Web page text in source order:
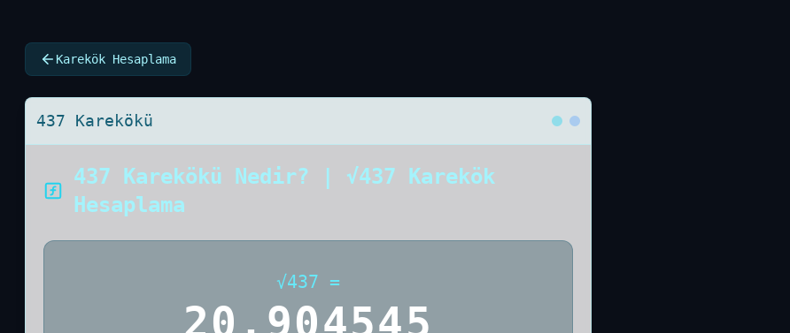
Karekök Hesaplama
437 Karekökü
437 Karekökü Nedir? | √437 Karekök
Hesaplama
√437 =
20,904545